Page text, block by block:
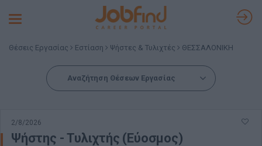
Toggle
Θέσεις Εργασίας Εστίαση Ψήστες & Τυλιχτές ΘΕΣΣΑΛΟΝΙΚΗ
Αναζήτηση Θέσεων Εργασίας
2/8/2026
Ψήστης - Τυλιχτής (Εύοσμος)